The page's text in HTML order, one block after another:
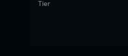
Tier